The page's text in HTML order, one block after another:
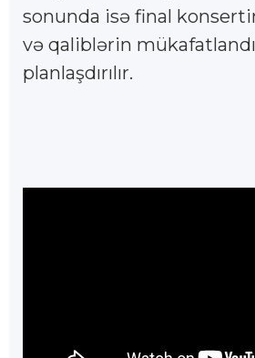
sonunda isə final
və qaliblərin
planlaşdırılır.